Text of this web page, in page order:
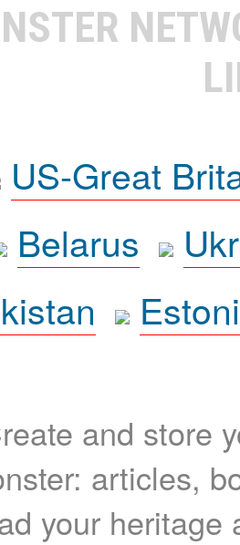
US-Great
Belarus
and store
articles,
your heritage